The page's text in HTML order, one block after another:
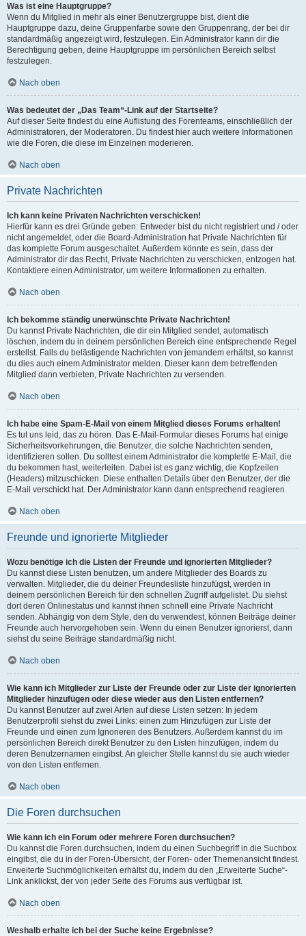
Was ist eine Hauptgruppe?
Wenn du Mitglied in mehr als einer Benutzergruppe bist, dient die
Hauptgruppe dazu, deine Gruppenfarbe sowie den Gruppenrang, der bei dir
standardmäßig angezeigt wird, festzulegen. Ein Administrator kann dir die
Berechtigung geben, deine Hauptgruppe im persönlichen Bereich selbst
festzulegen.
Nach oben
Was bedeutet der „Das Team“-Link auf der Startseite?
Auf dieser Seite findest du eine Auflistung des Forenteams, einschließlich der
Administratoren, der Moderatoren. Du findest hier auch weitere Informationen
wie die Foren, die diese im Einzelnen moderieren.
Nach oben
Private Nachrichten
Ich kann keine Privaten Nachrichten verschicken!
Hierfür kann es drei Gründe geben: Entweder bist du nicht registriert und / oder
nicht angemeldet, oder die Board-Administration hat Private Nachrichten für
das komplette Forum ausgeschaltet. Außerdem könnte es sein, dass der
Administrator dir das Recht, Private Nachrichten zu verschicken, entzogen hat.
Kontaktiere einen Administrator, um weitere Informationen zu erhalten.
Nach oben
Ich bekomme ständig unerwünschte Private Nachrichten!
Du kannst Private Nachrichten, die dir ein Mitglied sendet, automatisch
löschen, indem du in deinem persönlichen Bereich eine entsprechende Regel
erstellst. Falls du belästigende Nachrichten von jemandem erhältst, so kannst
du dies auch einem Administrator melden. Dieser kann dem betreffenden
Mitglied dann verbieten, Private Nachrichten zu versenden.
Nach oben
Ich habe eine Spam-E-Mail von einem Mitglied dieses Forums erhalten!
Es tut uns leid, das zu hören. Das E-Mail-Formular dieses Forums hat einige
Sicherheitsvorkehrungen, die Benutzer, die solche Nachrichten senden,
identifizieren sollen. Du solltest einem Administrator die komplette E-Mail, die
du bekommen hast, weiterleiten. Dabei ist es ganz wichtig, die Kopfzeilen
(Headers) mitzuschicken. Diese enthalten Details über den Benutzer, der die
E-Mail verschickt hat. Der Administrator kann dann entsprechend reagieren.
Nach oben
Freunde und ignorierte Mitglieder
Wozu benötige ich die Listen der Freunde und ignorierten Mitglieder?
Du kannst diese Listen benutzen, um andere Mitglieder des Boards zu
verwalten. Mitglieder, die du deiner Freundesliste hinzufügst, werden in
deinem persönlichen Bereich für den schnellen Zugriff aufgelistet. Du siehst
dort deren Onlinestatus und kannst ihnen schnell eine Private Nachricht
senden. Abhängig von dem Style, den du verwendest, können Beiträge deiner
Freunde auch hervorgehoben sein. Wenn du einen Benutzer ignorierst, dann
siehst du seine Beiträge standardmäßig nicht.
Nach oben
Wie kann ich Mitglieder zur Liste der Freunde oder zur Liste der ignorierten
Mitglieder hinzufügen oder diese wieder aus den Listen entfernen?
Du kannst Benutzer auf zwei Arten auf diese Listen setzen: In jedem
Benutzerprofil siehst du zwei Links: einen zum Hinzufügen zur Liste der
Freunde und einen zum Ignorieren des Benutzers. Außerdem kannst du im
persönlichen Bereich direkt Benutzer zu den Listen hinzufügen, indem du
deren Benutzernamen eingibst. An gleicher Stelle kannst du sie auch wieder
von den Listen entfernen.
Nach oben
Die Foren durchsuchen
Wie kann ich ein Forum oder mehrere Foren durchsuchen?
Du kannst die Foren durchsuchen, indem du einen Suchbegriff in die Suchbox
eingibst, die du in der Foren-Übersicht, der Foren- oder Themenansicht findest.
Erweiterte Suchmöglichkeiten erhältst du, indem du den „Erweiterte Suche“-
Link anklickst, der von jeder Seite des Forums aus verfügbar ist.
Nach oben
Weshalb erhalte ich bei der Suche keine Ergebnisse?